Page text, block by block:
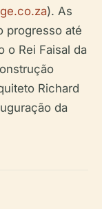
). As
progresso até
o Rei Faisal da
Richard
da